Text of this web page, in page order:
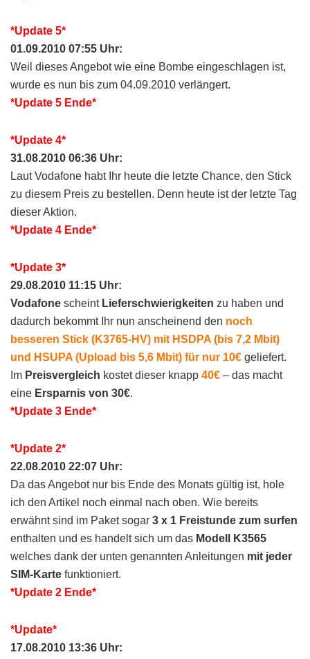
*Update 5*
01.09.2010 07:55 Uhr:
Weil dieses Angebot wie eine Bombe eingeschlagen ist,
wurde es nun bis zum 04.09.2010 verlängert.
*Update 5 Ende*
*Update 4*
31.08.2010 06:36 Uhr:
Laut Vodafone habt Ihr heute die letzte Chance, den Stick
zu diesem Preis zu bestellen. Denn heute ist der letzte Tag
dieser Aktion.
*Update 4 Ende*
*Update 3*
29.08.2010 11:15 Uhr:
Vodafone scheint Lieferschwierigkeiten zu haben und
dadurch bekommt Ihr nun anscheinend den noch
besseren Stick (K3765-HV) mit HSDPA (bis 7,2 Mbit)
und HSUPA (Upload bis 5,6 Mbit) für nur 10€ geliefert.
Im Preisvergleich kostet dieser knapp 40€ – das macht
eine Ersparnis von 30€.
*Update 3 Ende*
*Update 2*
22.08.2010 22:07 Uhr:
Da das Angebot nur bis Ende des Monats gültig ist, hole
ich den Artikel noch einmal nach oben. Wie bereits
erwähnt sind im Paket sogar 3 x 1 Freistunde zum surfen
enthalten und es handelt sich um das Modell K3565
welches dank der unten genannten Anleitungen mit jeder
SIM-Karte funktioniert.
*Update 2 Ende*
*Update*
17.08.2010 13:36 Uhr: